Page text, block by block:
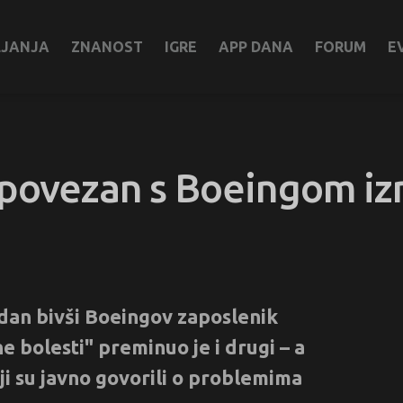
ZNANOST IGRE APP DANA FORUM
s Boeingom
bivši Boeingov zaposlenik
bolesti" preminuo je i drugi – a
su javno govorili o problemima